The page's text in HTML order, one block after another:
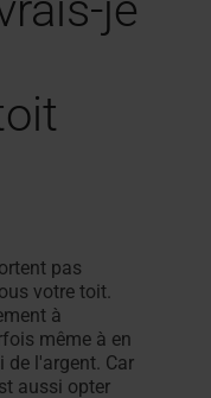
pas
votre toit.
à
même à en
de l'argent. Car
aussi opter